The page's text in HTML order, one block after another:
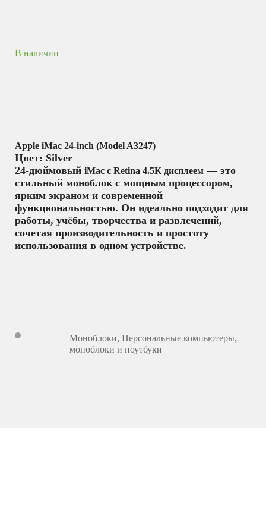
В наличии
Apple iMac 24-inch (Model A3247)
Цвет: Silver
24-дюймовый iMac с Retina 4.5K дисплеем — это
стильный моноблок с мощным процессором,
ярким экраном и современной
функциональностью. Он идеально подходит для
работы, учёбы, творчества и развлечений,
сочетая производительность и простоту
использования в одном устройстве.
Моноблоки, Персональные компьютеры,
моноблоки и ноутбуки